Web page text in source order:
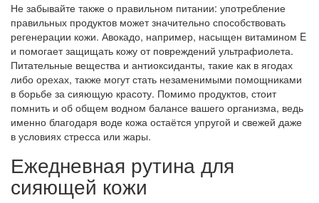
Не забывайте также о правильном питании: употребление
правильных продуктов может значительно способствовать
регенерации кожи. Авокадо, например, насыщен витамином E
и помогает защищать кожу от повреждений ультрафиолета.
Питательные вещества и антиоксиданты, такие как в ягодах
либо орехах, также могут стать незаменимыми помощниками
в борьбе за сияющую красоту. Помимо продуктов, стоит
помнить и об общем водном балансе вашего организма, ведь
именно благодаря воде кожа остаётся упругой и свежей даже
в условиях стресса или жары.
Ежедневная рутина для
сияющей кожи